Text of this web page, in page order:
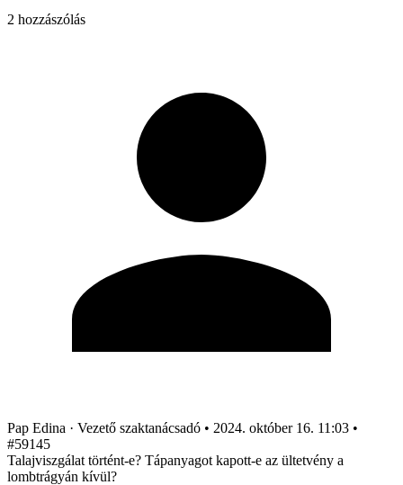
2 hozzászólás
Pap Edina · Vezető szaktanácsadó • 2024. október 16. 11:03 •
#59145
Talajviszgálat történt-e? Tápanyagot kapott-e az ültetvény a
lombtrágyán kívül?